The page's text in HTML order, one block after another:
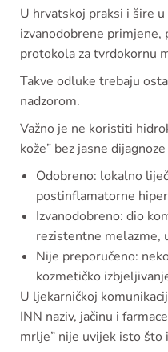
U hrvatskoj praksi i šire
izvanodobrene primjene,
protokola za tvrdokornu
Takve odluke trebaju
nadzorom.
Važno je ne koristiti
kože” bez jasne
Odobreno: lokalno
postinflamatorne
Izvanodobreno: dio
rezistentne melazme,
Nije preporučeno:
kozmetičko
U ljekarničkoj
INN naziv, jačinu i
mrlje” nije uvijek isto što